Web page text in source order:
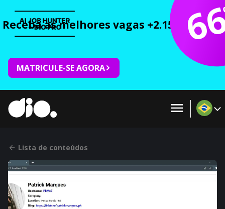
Receba as melhores vagas +2.150 cursos
MATRICULE-SE AGORA
Lista de conteúdos